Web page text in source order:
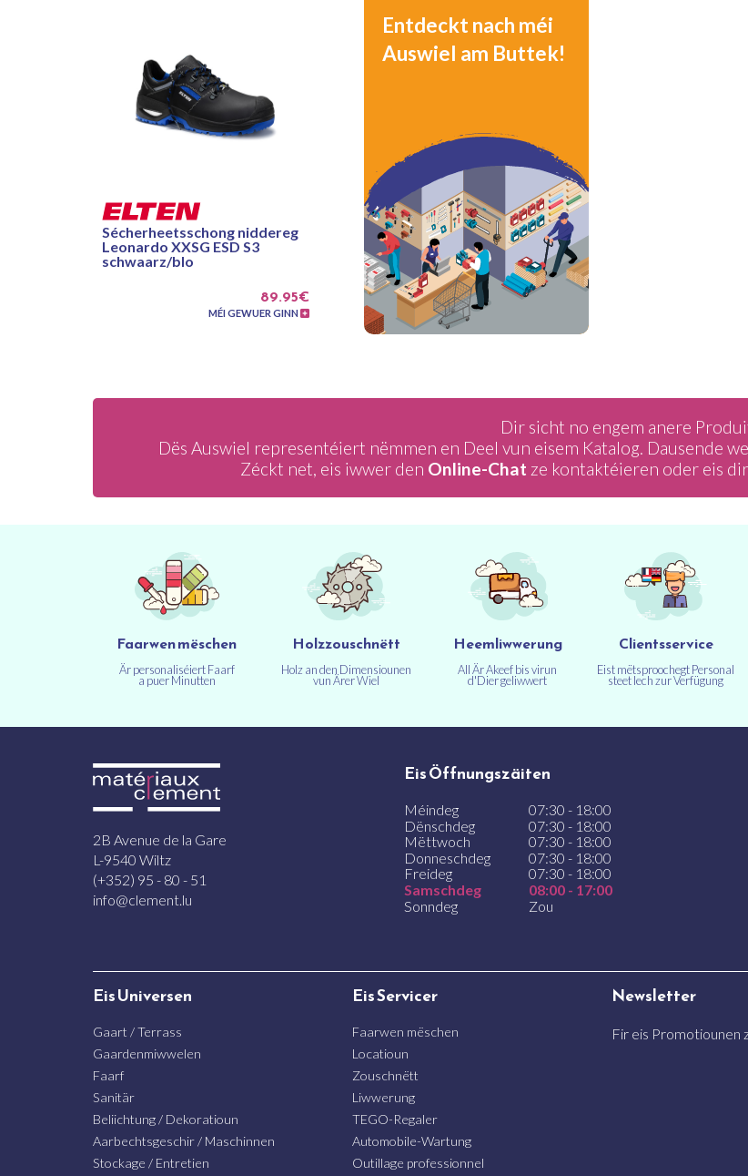
Sécherheetsschong niddereg
Leonardo XXSG ESD S3
schwaarz/blo
89.95€
MÉI GEWUER GINN
Entdeckt nach méi
Auswiel am Buttek!
Dir sicht no engem anere
Dës Auswiel representéiert nëmmen en Deel vun eisem Katalog. Dausende
Zéckt net, eis iwwer den Online-Chat ze kontaktéieren oder eis
Faarwen mëschen
Är personaliséiert Faarf
a puer Minutten
Holzzouschnëtt
Holz an den Dimensiounen
vun Ärer Wiel
Heemliwwerung
All Är Akeef bis virun
d'Dier geliwwert
Clientsservice
Eist mëtsproochegt Personal
steet Iech zur Verfügung
2B Avenue de la Gare
L-9540 Wiltz
(+352) 95 - 80 - 51
info@clement.lu
Eis Öffnungszäiten
Méindeg
07:30 - 18:00
Dënschdeg
07:30 - 18:00
Mëttwoch
07:30 - 18:00
Donneschdeg
07:30 - 18:00
Freideg
07:30 - 18:00
Samschdeg
08:00 - 17:00
Sonndeg
Zou
Eis Universen
Gaart / Terrass
Gaardenmiwwelen
Faarf
Sanitär
Beliichtung / Dekoratioun
Aarbechtsgeschir / Maschinnen
Stockage / Entretien
Eis Servicer
Faarwen mëschen
Locatioun
Zouschnëtt
Liwwerung
TEGO-Regaler
Automobile-Wartung
Outillage professionnel
Newsletter
Fir eis Promotiounen